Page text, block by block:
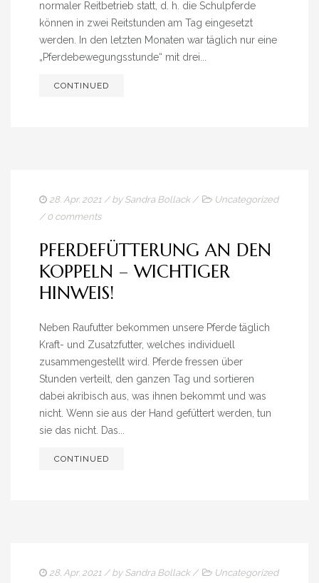
normaler Reitbetrieb statt, d. h. die Schulpferde
können in zwei Reitstunden am Tag eingesetzt
werden. In den letzten Monaten war täglich nur eine
„Pferdebewegungsstunde“ mit drei...
CONTINUED
28. Apr. 2021 / by Sandra Bollack/
Uncategorized
/ 0 comments
PFERDEFÜTTERUNG AN DEN
KOPPELN – WICHTIGER
HINWEIS!
Neben Raufutter bekommen unsere Pferde täglich
Kraft- und Zusatzfutter, welches individuell
zusammengestellt wird. Pferde fressen über
Stunden verteilt, den ganzen Tag und sortieren
dabei akribisch aus, was ihnen bekommt und was
nicht. Wenn sie aus der Hand gefüttert werden, tun
sie das nicht. Das...
CONTINUED
28. Apr. 2021 / by Sandra Bollack/
Uncategorized